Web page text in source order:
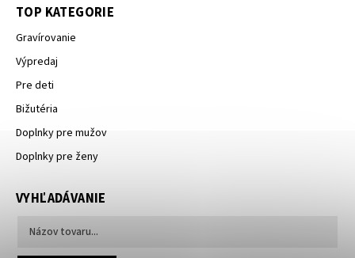
TOP KATEGORIE
Gravírovanie
Výpredaj
Pre deti
Bižutéria
Doplnky pre mužov
Doplnky pre ženy
VYHĽADÁVANIE